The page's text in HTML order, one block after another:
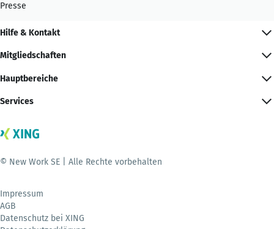
Presse
Hilfe & Kontakt
Mitgliedschaften
Hauptbereiche
Services
© New Work SE | Alle Rechte vorbehalten
Impressum
AGB
Datenschutz bei XING